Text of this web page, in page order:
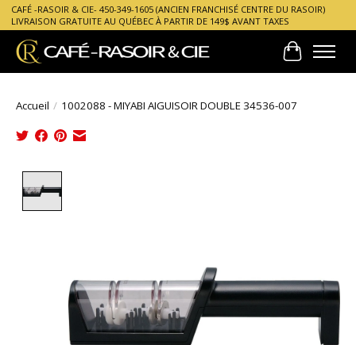
CAFÉ -RASOIR & CIE- 450-349-1605 (ANCIEN FRANCHISÉ CENTRE DU RASOIR)
LIVRAISON GRATUITE AU QUÉBEC À PARTIR DE 149$ AVANT TAXES
Panier
Accueil / 1002088 - MIYABI AIGUISOIR DOUBLE 34536-007